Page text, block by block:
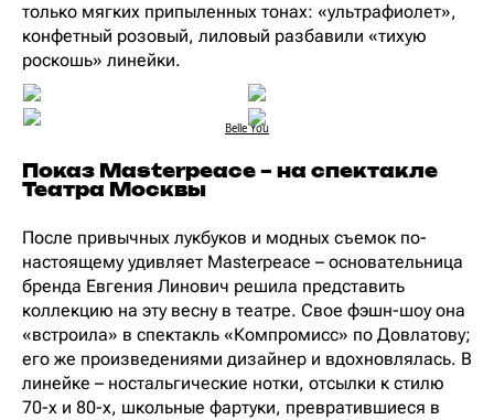
только мягких припыленных тонах: «ультрафиолет»,
конфетный розовый, лиловый разбавили «тихую
роскошь» линейки.
Belle You
Показ Masterpeace – на спектакле
Театра Москвы
После привычных лукбуков и модных съемок по-
настоящему удивляет Masterpeace – основательница
бренда Евгения Линович решила представить
коллекцию на эту весну в театре. Свое фэшн-шоу она
«встроила» в спектакль «Компромисс» по Довлатову;
его же произведениями дизайнер и вдохновлялась. В
линейке – ностальгические нотки, отсылки к стилю
70-х и 80-х, школьные фартуки, превратившиеся в